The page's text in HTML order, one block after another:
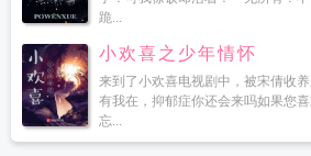
跪...
小欢喜之少年情怀
来到了小欢喜电视剧中，被宋倩收
有我在，抑郁症你还会来吗如果您
忘...